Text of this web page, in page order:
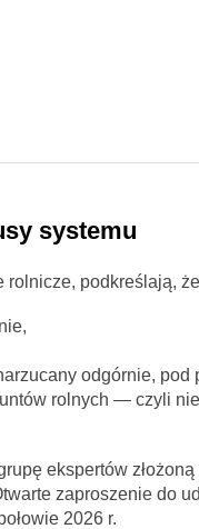
systemu
podkreślają,
odgórnie, pod
rolnych — czyli
ekspertów
zaproszenie do
2026 r.